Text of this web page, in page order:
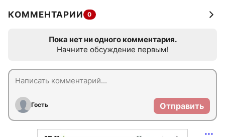
КОММЕНТАРИИ 0
Пока нет ни одного комментария.
Начните обсуждение первым!
Гость Отправить